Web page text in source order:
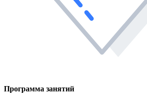
Программа занятий